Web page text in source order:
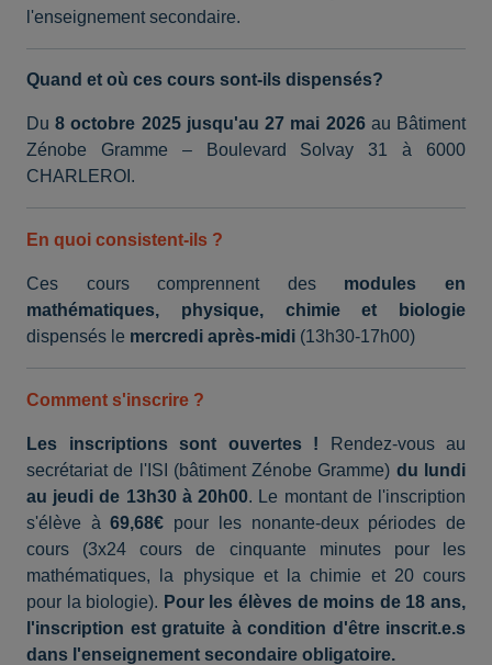
l'enseignement secondaire.
Quand et où ces cours sont-ils dispensés?
Du8 octobre 2025 jusqu'au 27 mai 2026 au Bâtiment
Zénobe Gramme – Boulevard Solvay 31 à 6000
CHARLEROI.
En quoi consistent-ils ?
Ces cours comprennent des modules en
mathématiques, physique, chimie et biologie
dispensés le mercredi après-midi (13h30-17h00)
Comment s'inscrire ?
Les inscriptions sont ouvertes ! Rendez-vous au
secrétariat de l'ISI (bâtiment Zénobe Gramme) du lundi
au jeudi de 13h30 à 20h00. Le montant de l'inscription
s'élève à69,68€ pour les nonante-deux périodes de
cours (3x24 cours de cinquante minutes pour les
mathématiques, la physique et la chimie et 20 cours
pour la biologie). Pour les élèves de moins de 18 ans,
l'inscription est gratuite à condition d'être inscrit.e.s
dans l'enseignement secondaire obligatoire.